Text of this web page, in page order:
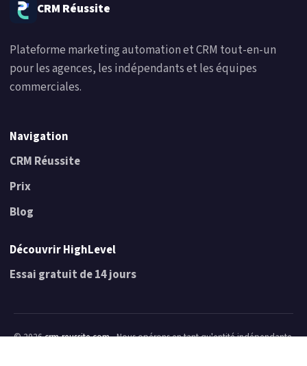
CRM Réussite
Plateforme marketing automation et CRM tout-en-un
pour les agences, les indépendants et les équipes
commerciales.
Navigation
CRM Réussite
Prix
Blog
Découvrir HighLevel
Essai gratuit de 14 jours
© 2026crm-reussite.com- Nous opérons en tant qu'entité indépendante